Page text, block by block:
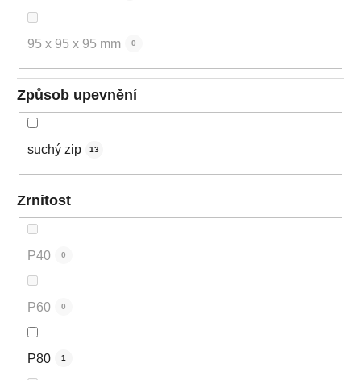
95 x 95 x 95 mm 0
Způsob upevnění
suchý zip 13
Zrnitost
P40 0
P60 0
P80 1